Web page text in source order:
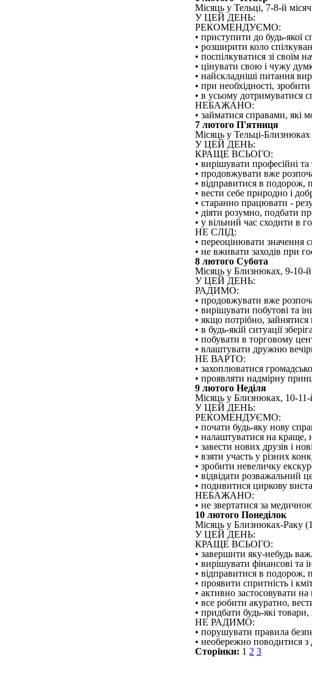
Місяць у Тельці, 7-8-й
У ЦЕЙ ДЕНЬ:
РЕКОМЕНДУЄМО:
• приступити до будь-якої
• розширити коло
• поспілкуватися зі
• цінувати свою і чужу
• найскладніші питання
• при необхідності,
• в усьому дотримуватися
НЕБАЖАНО:
• займатися справами, які
7 лютого П'ятниця
Місяць у Тельці-
У ЦЕЙ ДЕНЬ:
КРАЩЕ ВСЬОГО:
• вирішувати професійні
• продовжувати вже
• відправитися в подорож,
• вести себе природно і
• старанно працювати -
• діяти розумно, подбати
• у вільний час сходити в
НЕ СЛІД:
• переоцінювати значення
• не вживати заходів при
8 лютого Субота
Місяць у Близнюках, 9-10-
У ЦЕЙ ДЕНЬ:
РАДИМО:
• продовжувати вже
• вирішувати побутові та
• якщо потрібно, зайнятися
• в будь-якій ситуації
• побувати в торговому
• влаштувати дружню
НЕ ВАРТО:
• захоплюватися
• проявляти надмірну
9 лютого Неділя
Місяць у Близнюках, 10-
У ЦЕЙ ДЕНЬ:
РЕКОМЕНДУЄМО:
• почати будь-яку нову
• налаштуватися на краще,
• завести нових друзів і
• взяти участь у різних
• зробити невеличку
• відвідати розважальний
• подивитися циркову
НЕБАЖАНО:
• не звертатися за
10 лютого Понеділок
Місяць у Близнюках-Раку
У ЦЕЙ ДЕНЬ:
КРАЩЕ ВСЬОГО:
• завершити яку-небудь
• вирішувати фінансові та
• відправитися в подорож,
• проявити спритність і
• активно застосовувати
• все робити акуратно,
• придбати будь-які
НЕ РАДИМО:
• порушувати правила
• необережно поводитися
Сторінки: 1 2 3